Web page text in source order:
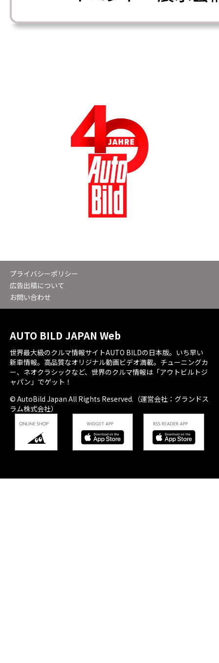
プライバシーポリシー
広告出稿について
お問い合わせ
AUTO BILD JAPAN Web
世界最大級のクルマ情報サイトAUTO BILDの日本版。いち早い
新車情報。高品質なオリジナル動画ビデオ満載。チューニングカ
ー、ネオクラシックなど、世界のクルマ情報は「アウトビルトジ
ャパン」でゲット！
© AutoBild Japan All Rights Reserved.（運営会社：グランドス
ラム株式会社）